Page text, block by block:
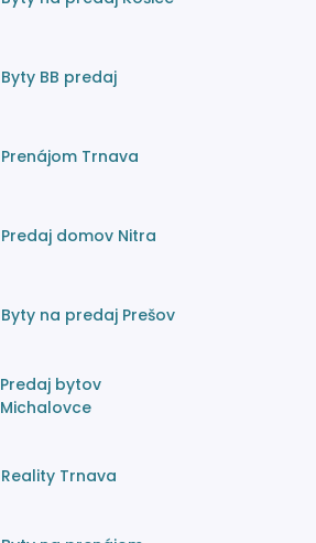
Byty BB predaj
Prenájom Trnava
Predaj domov Nitra
Byty na predaj Prešov
Predaj bytov
Michalovce
Reality Trnava